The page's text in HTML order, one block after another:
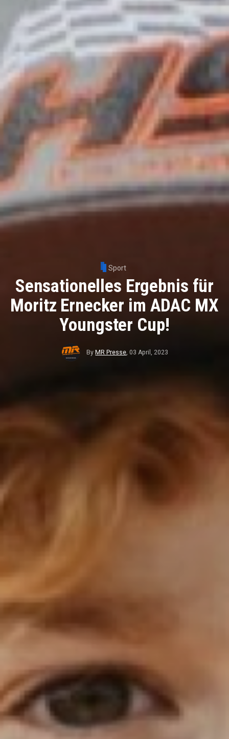
Sport
Sensationelles Ergebnis für
Moritz Ernecker im ADAC MX
Youngster Cup!
By MR Presse,03 April, 2023